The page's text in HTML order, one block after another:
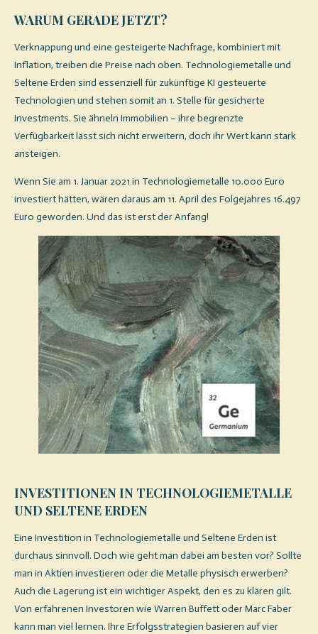
WARUM GERADE JETZT?
Verknappung und eine gesteigerte Nachfrage, kombiniert mit
Inflation, treiben die Preise nach oben. Technologiemetalle und
Seltene Erden sind essenziell für zukünftige KI gesteuerte
Technologien und stehen somit an 1. Stelle für gesicherte
Investments. Sie ähneln Immobilien – ihre begrenzte
Verfügbarkeit lässt sich nicht erweitern, doch ihr Wert kann stark
ansteigen.
Wenn Sie am 1. Januar 2021 in Technologiemetalle 10.000 Euro
investiert hätten, wären daraus am 11. April des Folgejahres 16.497
Euro geworden. Und das ist erst der Anfang!
INVESTITIONEN IN TECHNOLOGIEMETALLE
UND SELTENE ERDEN
Eine Investition in Technologiemetalle und Seltene Erden ist
durchaus sinnvoll. Doch wie geht man dabei am besten vor? Sollte
man in Aktien investieren oder die Metalle physisch erwerben?
Auch die Lagerung ist ein wichtiger Aspekt, den es zu klären gilt.
Von erfahrenen Investoren wie Warren Buffett oder Marc Faber
kann man viel lernen. Ihre Erfolgsstrategien basieren auf vier